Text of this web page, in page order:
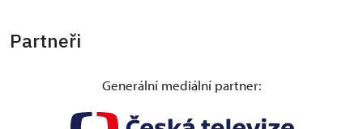
Partneři
Generální mediální partner: